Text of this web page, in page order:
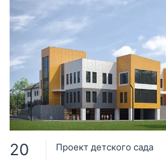
20 Проект детского сада